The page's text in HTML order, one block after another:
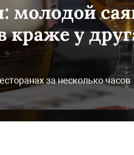
краже у
за несколько часов